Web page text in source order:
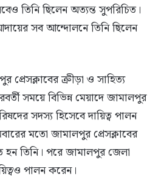
তিনি ছিলেন অত্যন্ত সুপরিচিত।
সব আন্দোলনে তিনি ছিলেন
প্রেসক্লাবের ক্রীড়া ও সাহিত্য
সময়ে বিভিন্ন মেয়াদে জামালপুর
সদস্য হিসেবে দায়িত্ব পালন
মতো জামালপুর প্রেসক্লাবের
হন তিনি। পরে জামালপুর জেলা
পালন করেন।